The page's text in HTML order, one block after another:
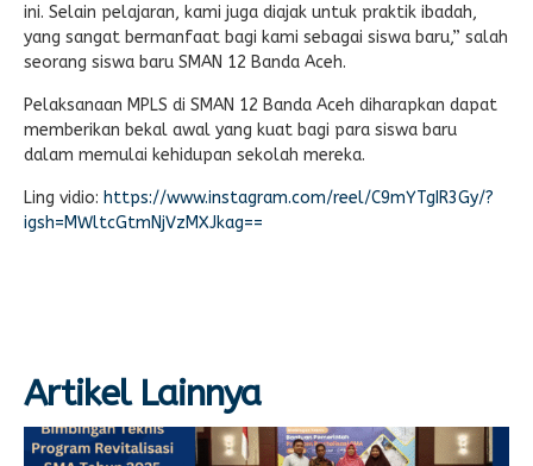
ini. Selain pelajaran, kami juga diajak untuk praktik ibadah,
yang sangat bermanfaat bagi kami sebagai siswa baru,” salah
seorang siswa baru SMAN 12 Banda Aceh.
Pelaksanaan MPLS di SMAN 12 Banda Aceh diharapkan dapat
memberikan bekal awal yang kuat bagi para siswa baru
dalam memulai kehidupan sekolah mereka.
Ling vidio: https://www.instagram.com/reel/C9mYTgIR3Gy/?
igsh=MWltcGtmNjVzMXJkag==
Artikel Lainnya